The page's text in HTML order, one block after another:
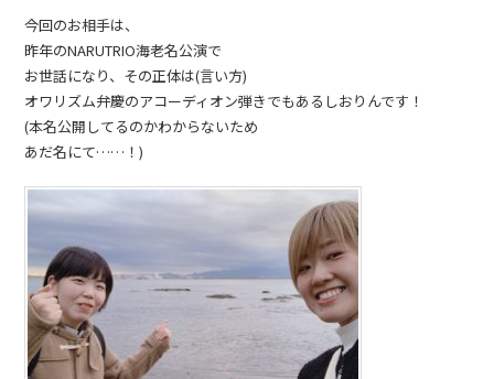
今回のお相手は、
昨年のNARUTRIO海老名公演で
お世話になり、その正体は(言い方)
オワリズム弁慶のアコーディオン弾きでもあるしおりんです！
(本名公開してるのかわからないため
あだ名にて……！)